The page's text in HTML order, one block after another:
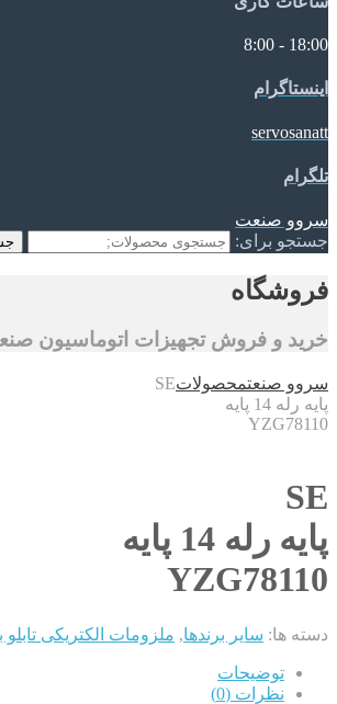
18:00 - 8:00
اینستاگرام
servosanatt
تلگرام
سروو صنعت
جستجو برای:
فروشگاه
خرید و فروش تجهیزات اتوماسیون
سروو صنعتمحصولاتSE
پایه رله 14 پایه
YZG78110
SE
پایه رله 14 پایه
YZG78110
دسته ها: سایر برندها, ملزومات الکتریکی تابلو
توضیحات
نظرات (0)